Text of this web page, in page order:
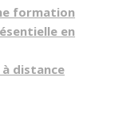
formation
en
distance